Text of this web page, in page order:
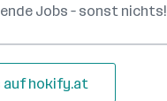
Jobs – sonst nichts!
auf hokify.at